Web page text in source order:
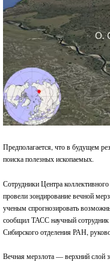
Предполагается, что в будущем
поиска полезных ископаемых.
Сотрудники Центра
провели зондирование вечной
ученым спрогнозировать
сообщил ТАСС научный сотрудник
Сибирского отделения РАН,
Вечная мерзлота — верхний слой